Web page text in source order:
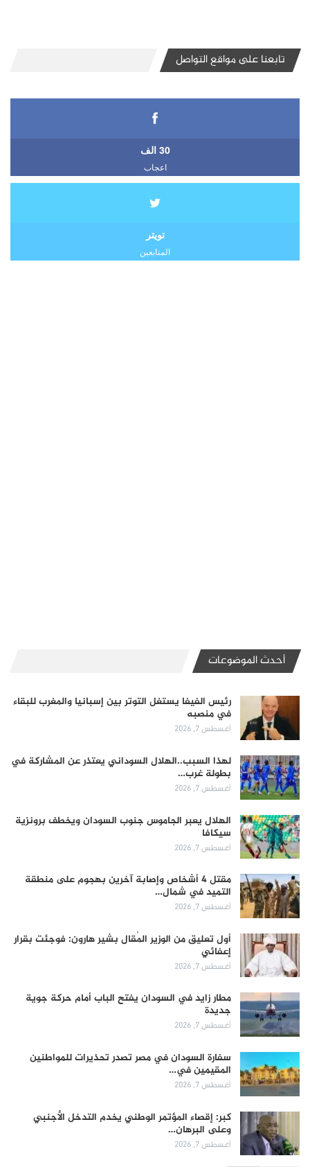
تابعنا على مواقع التواصل
30 الف
اعجاب
تويتر
المتابعين
أحدث الموضوعات
رئيس الفيفا يستغل التوتر بين إسبانيا والمغرب للبقاء
في منصبه
أغسطس 7, 2026
لهذا السبب..الهلال السوداني يعتذر عن المشاركة في
بطولة غرب…
أغسطس 7, 2026
الهلال يعبر الجاموس جنوب السودان ويخطف برونزية
سيكافا
أغسطس 7, 2026
مقتل 4 أشخاص وإصابة آخرين بهجوم على منطقة
التميد في شمال…
أغسطس 7, 2026
أول تعليق من الوزير المُقال بشير هارون: فوجئت بقرار
إعفائي
أغسطس 7, 2026
مطار زايد في السودان يفتح الباب أمام حركة جوية
جديدة
أغسطس 7, 2026
سفارة السودان في مصر تصدر تحذيرات للمواطنين
المقيمين في…
أغسطس 7, 2026
كبر: إقصاء المؤتمر الوطني يخدم التدخل الأجنبي
وعلى البرهان…
أغسطس 7, 2026